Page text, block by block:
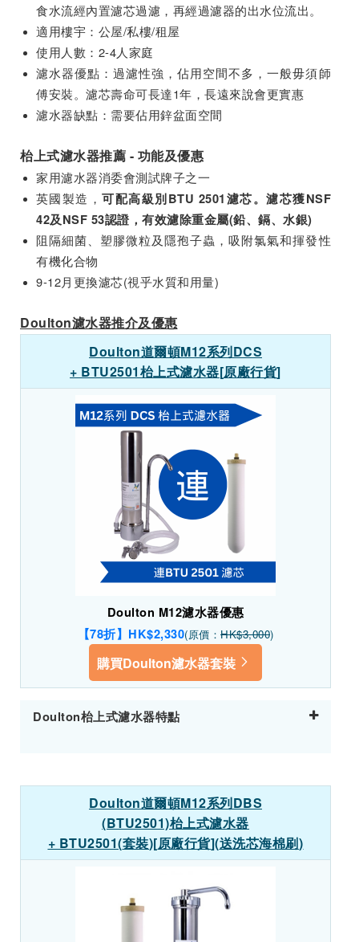
食水流經內置濾芯過濾，再經過濾器的出水位流出。
適用樓宇：公屋/私樓/租屋
使用人數：2-4人家庭
濾水器優點：過濾性強，佔用空間不多，一般毋須師
傅安裝。濾芯壽命可長達1年，長遠來說會更實惠
濾水器缺點：需要佔用鋅盆面空間
枱上式濾水器推薦 - 功能及優惠
家用濾水器消委會測試牌子之一
英國製造，可配高級別BTU 2501濾芯。濾芯獲NSF
42及NSF 53認證，有效濾除重金屬(鉛、鎘、水銀)
阻隔細菌、塑膠微粒及隱孢子蟲，吸附氯氣和揮發性
有機化合物
9-12月更換濾芯(視乎水質和用量)
Doulton濾水器推介及優惠
Doulton道爾頓M12系列DCS
+ BTU2501枱上式濾水器[原廠行貨]
Doulton M12濾水器優惠
【78折】HK$2,330(原價： HK$3,000)
購買Doulton濾水器套裝
Doulton枱上式濾水器特點
Doulton道爾頓M12系列DBS
(BTU2501)枱上式濾水器
+ BTU2501(套裝)[原廠行貨](送洗芯海棉刷)